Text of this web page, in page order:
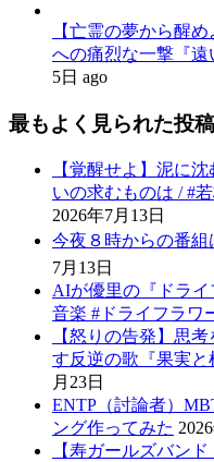
【亡霊の夢から醒
への痛烈な一撃『遠
5日 ago
最もよく見られた投稿
【覚醒せよ】泥に
いの求むものは / #
2026年7月13日
今夜８時からの番組
7月13日
AIが優里の『ドラ
音楽 #ドライフラワ
【怒りの告発】思
す反逆の歌『果実と
月23日
ENTP（討論者）
ング作ってみた
【寿ガールズバン